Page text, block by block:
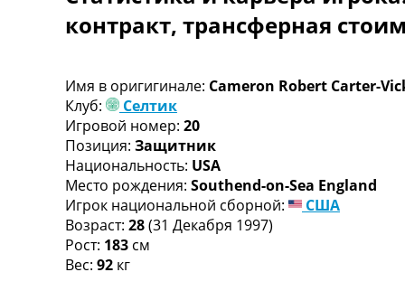
Англия. Премьер Лига
Испания. Ла Лига
Другие Турниры >>>
Таблицы групп Чемпионата Мира
Украина. Премьер-Лига
Украина. Первая Лига
Лига Чемпионов. Таблицы групп
Англия. Премьер-Лига
Испания. Ла Лига
Все таблицы >>>
Рейтинги
Рейтинг стран УЕФА
контракт, трансферная
Имя в оригигинале: Cameron Robert Carter-
Клуб:
Селтик
Игровой номер: 20
Позиция: Защитник
Национальность: USA
Место рождения: Southend-on-Sea England
Игрок национальной сборной:
США
Возраст: 28(31 Декабря 1997)
Рост: 183 см
Вес: 92 кг